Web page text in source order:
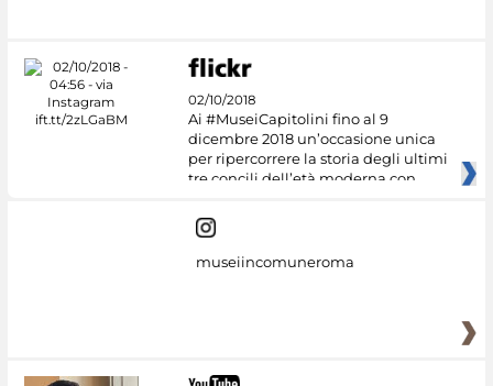
02/10/2018
Ai #MuseiCapitolini fino al 9
dicembre 2018 un’occasione unica
per ripercorrere la storia degli ultimi
tre concili dell’età moderna con
museiincomuneroma